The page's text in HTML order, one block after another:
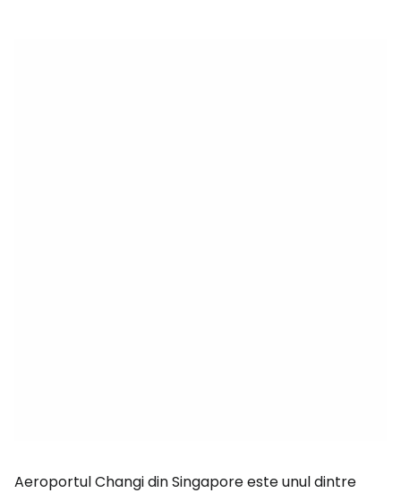
Aeroportul Changi din Singapore este unul dintre